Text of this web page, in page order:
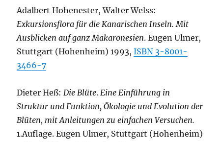
Adalbert Hohenester, Walter Welss:
Exkursionsflora für die Kanarischen Inseln. Mit
Ausblicken auf ganz Makaronesien. Eugen Ulmer,
Stuttgart (Hohenheim) 1993,ISBN 3-8001-
3466-7
Dieter Heß:Die Blüte. Eine Einführung in
Struktur und Funktion, Ökologie und Evolution der
Blüten, mit Anleitungen zu einfachen Versuchen.
1.Auflage. Eugen Ulmer, Stuttgart (Hohenheim)